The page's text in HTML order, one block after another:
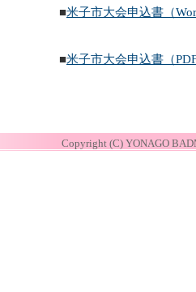
■米子市大会申込書（
■米子市大会申込書（
Copyright (C) YONAGO